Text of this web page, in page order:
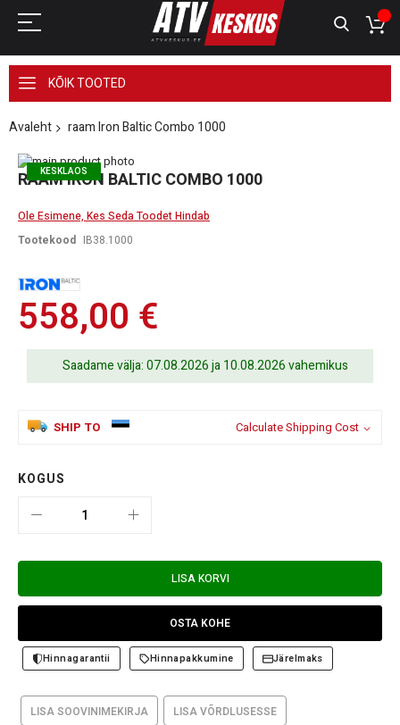
KÕIK TOOTED
Avaleht raam Iron Baltic Combo 1000
Skip
to
the
of
the
KESKLAOS
Skip
to
beginning
of
gallery
RAAM IRON BALTIC COMBO 1000
Ole Esimene, Kes Seda Toodet Hindab
Tootekood IB38.1000
558,00 €
Saadame välja: 07.08.2026 ja 10.08.2026 vahemikus
SHIP TO Calculate Shipping Cost
KOGUS
LISA KORVI
OSTA KOHE
Hinnagarantii Hinnapakkumine Järelmaks
LISA SOOVINIMEKIRJA LISA VÕRDLUSESSE